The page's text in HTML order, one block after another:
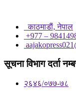
काठमाडाैं, नेपाल
+977 –
सूचना विभाग दर्ता
२६४६/०७७-७८